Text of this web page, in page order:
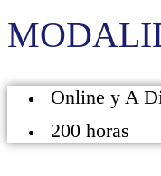
Online y A
200 horas